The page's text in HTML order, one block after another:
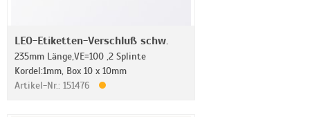
LEO-Etiketten-Verschluß schw.
235mm Länge,VE=100 ,2 Splinte
Kordel:1mm, Box 10 x 10mm
Artikel-Nr.: 151476